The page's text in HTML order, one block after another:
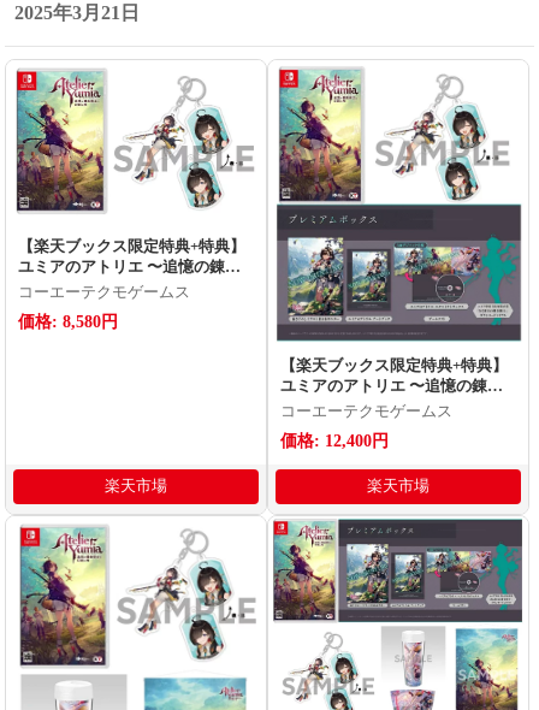
2025年3月21日
【楽天ブックス限定特典+特典】
ユミアのアトリエ 〜追憶の錬金
術士と幻創の地〜 Switch版(ユミ
【早期購入封入特典】コスチュー
コーエーテクモゲームス
価格: 8,580円
楽天市場
【楽天ブックス限定特典+特典】
ユミアのアトリエ 〜追憶の錬金
術士と幻創の地〜 プレミアムボ
リルキーホルダー+【早期購入封
入特典】コスチューム、専用装
コーエーテクモゲームス
価格: 12,400円
楽天市場